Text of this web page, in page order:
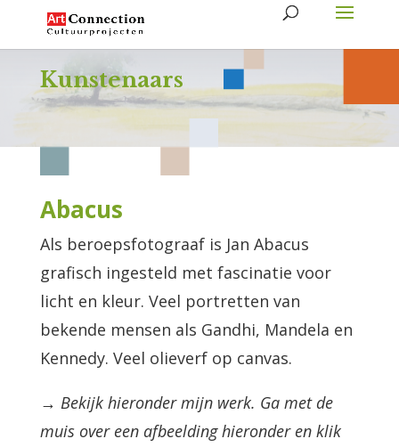
Kunstenaars
Abacus
Als beroepsfotograaf is Jan Abacus
grafisch ingesteld met fascinatie voor
licht en kleur. Veel portretten van
bekende mensen als Gandhi, Mandela en
Kennedy. Veel olieverf op canvas.
→ Bekijk hieronder mijn werk. Ga met de
muis over een afbeelding hieronder en klik